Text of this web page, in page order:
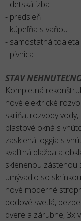
- detská izba
- predsieň
- kúpeľňa s vaňou
- samostatná toaleta
- pivnica
STAV
Kompletná
nové elektrické
skriňa, rozvody
plastové okná s
zasklená loggia s
kvalitná dlažba a
sklenenou zástenou
umývadlo so
nové moderné
bodové svetlá,
dvere a zárubne, 3x